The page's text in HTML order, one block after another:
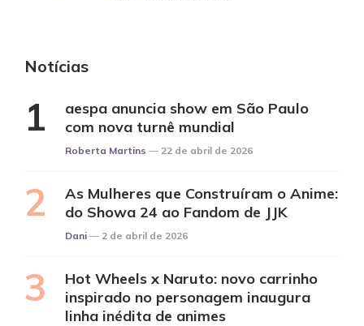
Notícias
aespa anuncia show em São Paulo
com nova turnê mundial
Posted
Roberta Martins 22 de abril de 2026
As Mulheres que Construíram o Anime:
do Showa 24 ao Fandom de JJK
Posted
Dani 2 de abril de 2026
Hot Wheels x Naruto: novo carrinho
inspirado no personagem inaugura
linha inédita de animes